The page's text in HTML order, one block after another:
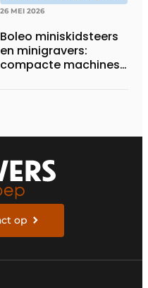
26 MEI 2026
Boleo miniskidsteers
en minigravers:
compacte machines
op